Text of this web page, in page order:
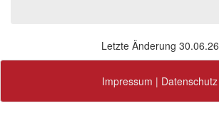
Letzte Änderung 30.06.26
Impressum | Datenschutz